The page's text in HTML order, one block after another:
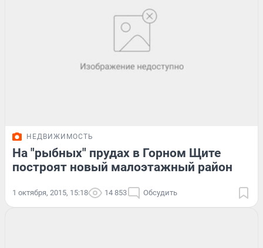
НЕДВИЖИМОСТЬ
На "рыбных" прудах в Горном Щите
построят новый малоэтажный район
1 октября, 2015, 15:18 14 853 Обсудить